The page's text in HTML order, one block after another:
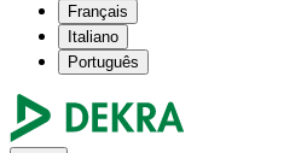
Français
Italiano
Português